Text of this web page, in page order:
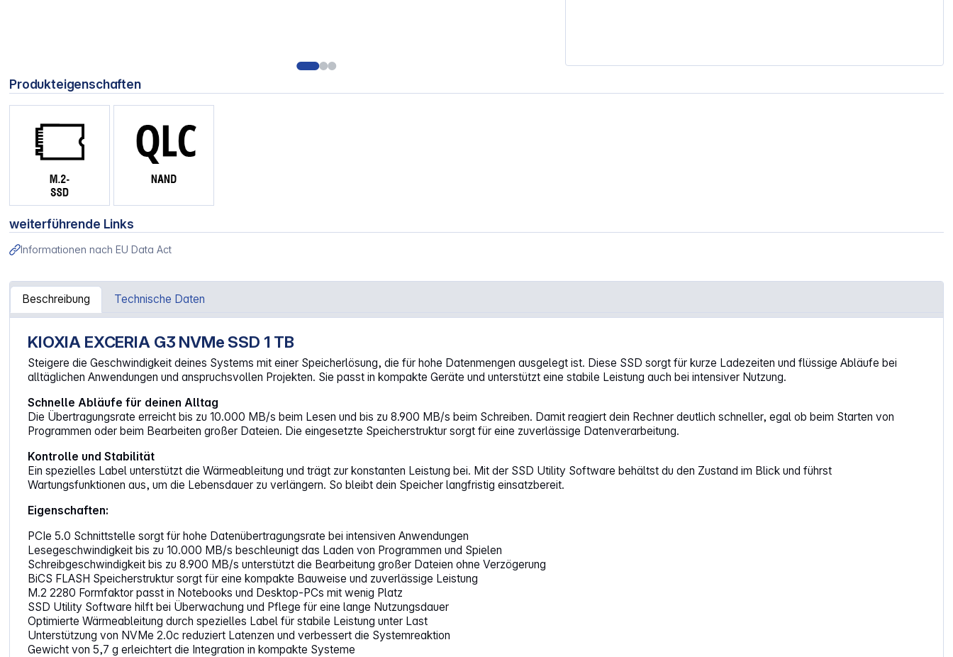
Produkteigenschaften
weiterführende Links
Informationen nach EU Data Act
Beschreibung Technische Daten
Artikelinformationen "KIOXIA EXCERIA G3 1TB M.2 2280 PCIe 5.0 LVC10Z001TG8"
KIOXIA EXCERIA G3 NVMe SSD 1 TB
Steigere die Geschwindigkeit deines Systems mit einer Speicherlösung, die für hohe Datenmengen ausgelegt ist. Diese SSD sorgt für kurze Ladezeiten und flüssige Abläufe bei
alltäglichen Anwendungen und anspruchsvollen Projekten. Sie passt in kompakte Geräte und unterstützt eine stabile Leistung auch bei intensiver Nutzung.
Schnelle Abläufe für deinen Alltag
Die Übertragungsrate erreicht bis zu 10.000 MB/s beim Lesen und bis zu 8.900 MB/s beim Schreiben. Damit reagiert dein Rechner deutlich schneller, egal ob beim Starten von
Programmen oder beim Bearbeiten großer Dateien. Die eingesetzte Speicherstruktur sorgt für eine zuverlässige Datenverarbeitung.
Kontrolle und Stabilität
Ein spezielles Label unterstützt die Wärmeableitung und trägt zur konstanten Leistung bei. Mit der SSD Utility Software behältst du den Zustand im Blick und führst
Wartungsfunktionen aus, um die Lebensdauer zu verlängern. So bleibt dein Speicher langfristig einsatzbereit.
Eigenschaften:
PCIe 5.0 Schnittstelle sorgt für hohe Datenübertragungsrate bei intensiven Anwendungen
Lesegeschwindigkeit bis zu 10.000 MB/s beschleunigt das Laden von Programmen und Spielen
Schreibgeschwindigkeit bis zu 8.900 MB/s unterstützt die Bearbeitung großer Dateien ohne Verzögerung
BiCS FLASH Speicherstruktur sorgt für eine kompakte Bauweise und zuverlässige Leistung
M.2 2280 Formfaktor passt in Notebooks und Desktop-PCs mit wenig Platz
SSD Utility Software hilft bei Überwachung und Pflege für eine lange Nutzungsdauer
Optimierte Wärmeableitung durch spezielles Label für stabile Leistung unter Last
Unterstützung von NVMe 2.0c reduziert Latenzen und verbessert die Systemreaktion
Gewicht von 5,7 g erleichtert die Integration in kompakte Systeme